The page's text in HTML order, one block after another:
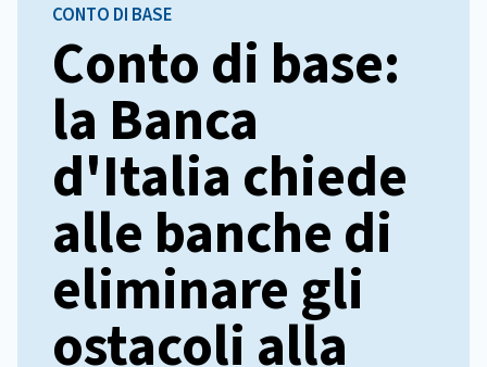
CONTO DI BASE
Conto di base:
la Banca
d'Italia chiede
alle banche di
eliminare gli
ostacoli alla